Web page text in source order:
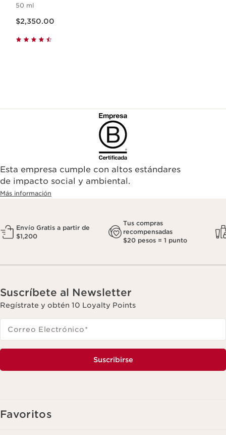
50 ml
$2,350.00
Esta empresa cumple con altos estándares
de impacto social y ambiental.
Más información
Envío Gratis a partir de
$1,200
Tus compras
recompensadas
$20 pesos = 1 punto
Suscríbete al Newsletter
Regístrate y obtén 10 Loyalty Points
Correo Electrónico*
Suscribirse
Favoritos